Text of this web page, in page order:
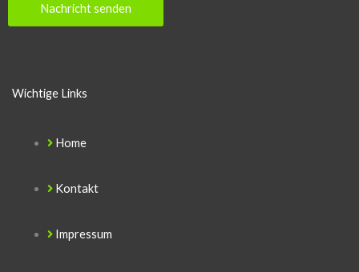
Nachricht senden
Wichtige Links
Home
Kontakt
Impressum